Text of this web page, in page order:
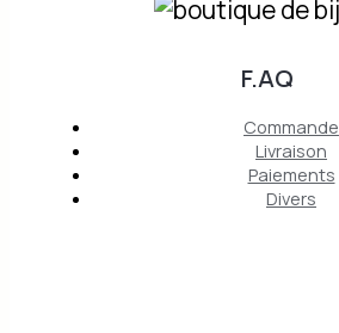
F.AQ
Commande
Livraison
Paiements
Divers